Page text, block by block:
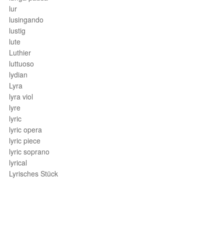
lur
lusingando
lustig
lute
Luthier
luttuoso
lydian
Lyra
lyra viol
lyre
lyric
lyric opera
lyric piece
lyric soprano
lyrical
Lyrisches Stück